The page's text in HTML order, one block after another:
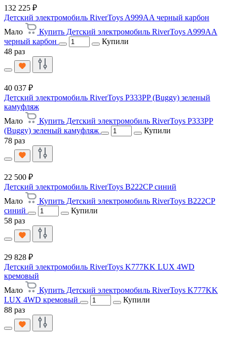
132 225 ₽
Детский электромобиль RiverToys A999AA черный карбон
Мало
Купить Детский электромобиль RiverToys A999AA
черный карбон
Купили
48 раз
40 037 ₽
Детский электромобиль RiverToys P333PP (Buggy) зеленый
камуфляж
Мало
Купить Детский электромобиль RiverToys P333PP
(Buggy) зеленый камуфляж
Купили
78 раз
22 500 ₽
Детский электромобиль RiverToys B222CP синий
Мало
Купить Детский электромобиль RiverToys B222CP
синий
Купили
58 раз
29 828 ₽
Детский электромобиль RiverToys K777KK LUX 4WD
кремовый
Мало
Купить Детский электромобиль RiverToys K777KK
LUX 4WD кремовый
Купили
88 раз